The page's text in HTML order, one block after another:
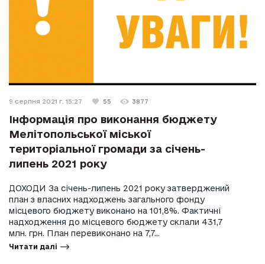
9 серпня 2021 г. 15:27 55 3877
Інформація про виконання бюджету
Мелітопольської міської
територіальної громади за січень-
липень 2021 року
ДОХОДИ За січень-липень 2021 року затверджений
план з власних надходжень загального фонду
місцевого бюджету виконано на 101,8%. Фактичні
надходження до місцевого бюджету склали 431,7
млн. грн. План перевиконано на 7,7...
Читати далі